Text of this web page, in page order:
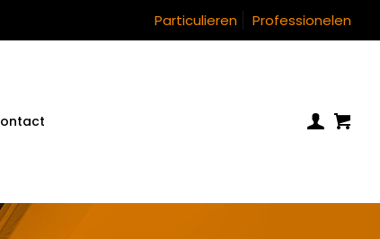
Particulieren Professionelen